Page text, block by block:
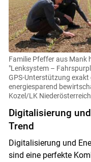
Familie Pfeffer aus Mank
"Lenksystem –
GPS-Unterstützung exakt
energiesparend
Kozel/LK Niederösterreich
Digitalisierung
Trend
Digitalisierung und
sind eine perfekte